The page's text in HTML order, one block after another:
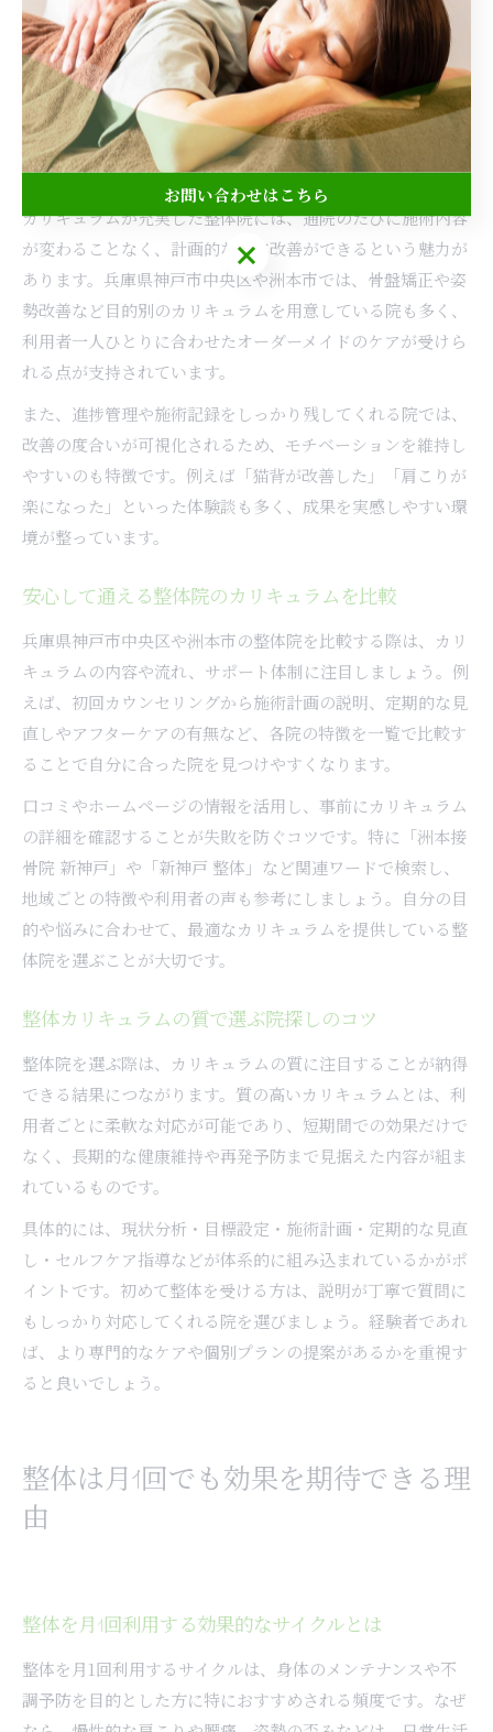
やすい傾向にあります。また、施術後のアドバイスや自宅ケ
アの指導が含まれているかもチェックポイントです。ホーム
ページや口コミ、初回の相談時にカリキュラム内容を必ず確
認しましょう。
整体カリキュラム充実の院ならではの魅力
カリキュラムが充実した整体院には、通院のたびに施術内容
が変わることなく、計画的な身体改善ができるという魅力が
あります。兵庫県神戸市中央区や洲本市では、骨盤矯正や姿
勢改善など目的別のカリキュラムを用意している院も多く、
利用者一人ひとりに合わせたオーダーメイドのケアが受けら
れる点が支持されています。
また、進捗管理や施術記録をしっかり残してくれる院では、
改善の度合いが可視化されるため、モチベーションを維持し
やすいのも特徴です。例えば「猫背が改善した」「肩こりが
楽になった」といった体験談も多く、成果を実感しやすい環
境が整っています。
安心して通える整体院のカリキュラムを比較
兵庫県神戸市中央区や洲本市の整体院を比較する際は、カリ
キュラムの内容や流れ、サポート体制に注目しましょう。例
えば、初回カウンセリングから施術計画の説明、定期的な見
直しやアフターケアの有無など、各院の特徴を一覧で比較す
ることで自分に合った院を見つけやすくなります。
口コミやホームページの情報を活用し、事前にカリキュラム
の詳細を確認することが失敗を防ぐコツです。特に「洲本接
骨院 新神戸」や「新神戸 整体」など関連ワードで検索し、
地域ごとの特徴や利用者の声も参考にしましょう。自分の目
的や悩みに合わせて、最適なカリキュラムを提供している整
体院を選ぶことが大切です。
整体カリキュラムの質で選ぶ院探しのコツ
整体院を選ぶ際は、カリキュラムの質に注目することが納得
できる結果につながります。質の高いカリキュラムとは、利
用者ごとに柔軟な対応が可能であり、短期間での効果だけで
なく、長期的な健康維持や再発予防まで見据えた内容が組ま
れているものです。
具体的には、現状分析・目標設定・施術計画・定期的な見直
し・セルフケア指導などが体系的に組み込まれているかがポ
イントです。初めて整体を受ける方は、説明が丁寧で質問に
もしっかり対応してくれる院を選びましょう。経験者であれ
ば、より専門的なケアや個別プランの提案があるかを重視す
ると良いでしょう。
整体は月1回でも効果を期待できる理
由
整体を月1回利用する効果的なサイクルとは
整体を月1回利用するサイクルは、身体のメンテナンスや不
調予防を目的とした方に特におすすめされる頻度です。なぜ
お問い合わせはこちら
お問い合わせはこちら